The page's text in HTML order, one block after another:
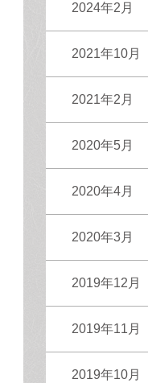
2024年2月
2021年10月
2021年2月
2020年5月
2020年4月
2020年3月
2019年12月
2019年11月
2019年10月